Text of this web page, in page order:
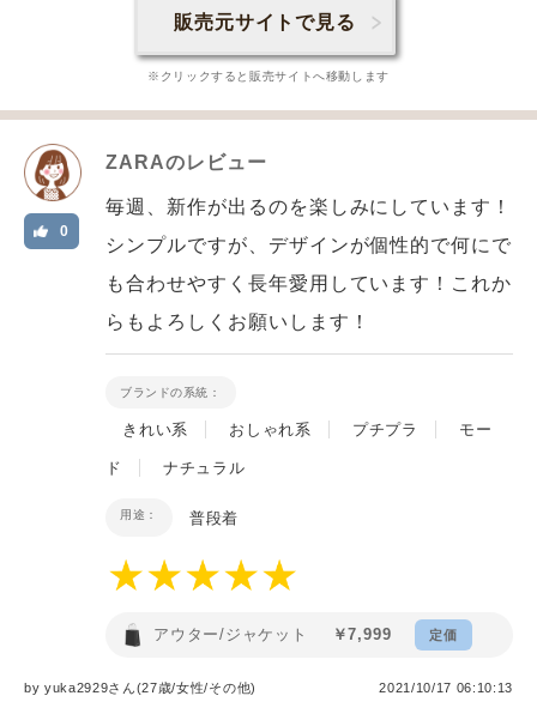
販売元サイトで見る
※クリックすると販売サイトへ移動します
ZARAのレビュー
0
毎週、新作が出るのを楽しみにしています！
シンプルですが、デザインが個性的で何にで
も合わせやすく長年愛用しています！これか
らもよろしくお願いします！
ブランドの系統：
きれい系 おしゃれ系 プチプラ モー
ド ナチュラル
用途： 普段着
アウター/ジャケット ￥7,999 定価
byyuka2929さん(27歳/女性/その他) 2021/10/17 06:10:13